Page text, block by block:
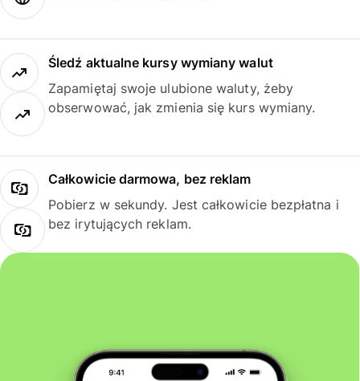
Śledź aktualne kursy wymiany walut
Zapamiętaj swoje ulubione waluty, żeby
obserwować, jak zmienia się kurs wymiany.
Całkowicie darmowa, bez reklam
Pobierz w sekundy. Jest całkowicie bezpłatna i
bez irytujących reklam.